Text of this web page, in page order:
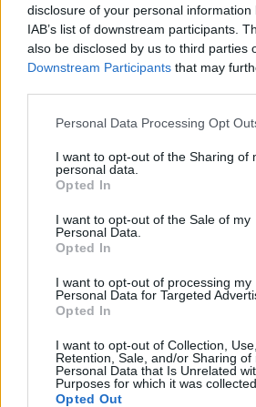
disclosure of your personal
IAB’s list of downstream participants.
also be disclosed by us to third parties
Downstream Participants that may
Personal Data Processing Opt
I want to opt-out of the Sharing of
personal data.
Opted In
I want to opt-out of the Sale of my
Personal Data.
Opted In
I want to opt-out of processing my
Personal Data for Targeted
Opted In
I want to opt-out of Collection, Use,
Retention, Sale, and/or Sharing of
Personal Data that Is Unrelated
Purposes for which it was collected.
Opted Out
A testimoniare la
diciannovenne (ancora da
statistiche d’élite registrate nei 90
Glaciale sulla trequarti:
16
tentati nell’ultimo terzo di
Fase difensiva totale:
Un vero e proprio factotum
commissario tecnico Mohamed
l’esplosione della sua nuova
attentamente, pronta a sferrare
portare a Londra il nuovo craque del